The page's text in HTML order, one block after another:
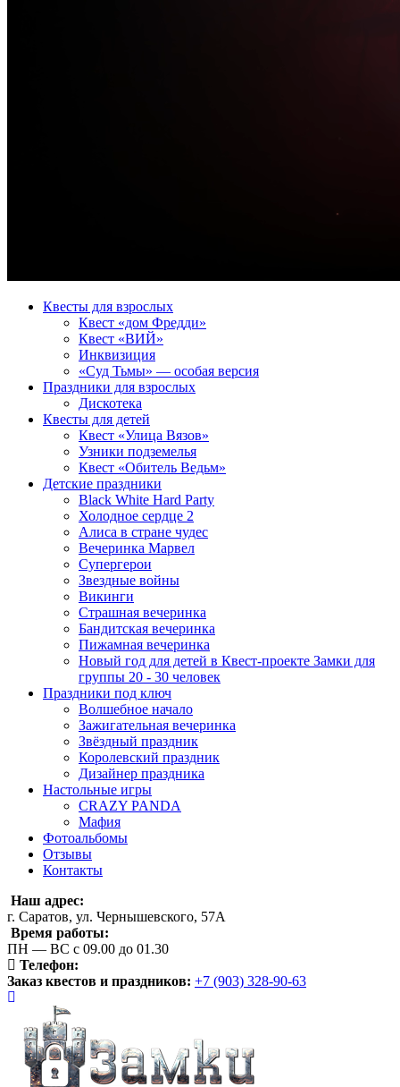
Квесты для взрослых
Квест «дом Фредди»
Квест «ВИЙ»
Инквизиция
«Суд Тьмы» — особая версия
Праздники для взрослых
Дискотека
Квесты для детей
Квест «Улица Вязов»
Узники подземелья
Квест «Обитель Ведьм»
Детские праздники
Black White Hard Party
Холодное сердце 2
Алиса в стране чудес
Вечеринка Марвел
Супергерои
Звездные войны
Викинги
Страшная вечеринка
Бандитская вечеринка
Пижамная вечеринка
Новый год для детей в Квест-проекте Замки для
группы 20 - 30 человек
Праздники под ключ
Волшебное начало
Зажигательная вечеринка
Звёздный праздник
Королевский праздник
Дизайнер праздника
Настольные игры
CRAZY PANDA
Мафия
Фотоальбомы
Отзывы
Контакты
Наш адрес:
г. Саратов, ул. Чернышевского, 57А
Время работы:
ПН — ВС с 09.00 до 01.30
Телефон:
Заказ квестов и праздников: +7 (903) 328-90-63